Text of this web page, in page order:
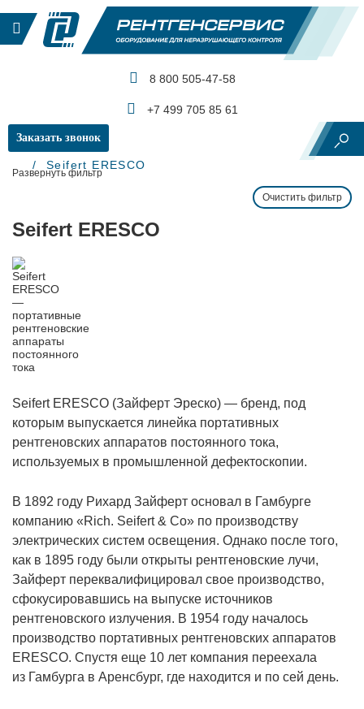
8 800 505-47-58
+7 499 705 85 61
Заказать звонок
Главная
Производители и бренды
Seifert ERESCO
Развернуть фильтр
Очистить фильтр
Seifert ERESCO
Seifert ERESCO (Зайферт Эреско) — бренд, под
которым выпускается линейка портативных
рентгеновских аппаратов постоянного тока,
используемых в промышленной дефектоскопии.
В 1892 году Рихард Зайферт основал в Гамбурге
компанию «Rich. Seifert & Co» по производству
электрических систем освещения. Однако после того,
как в 1895 году были открыты рентгеновские лучи,
Зайферт переквалифицировал свое производство,
сфокусировавшись на выпуске источников
рентгеновского излучения. В 1954 году началось
производство портативных рентгеновских аппаратов
ERESCO. Спустя еще 10 лет компания переехала
из Гамбурга в Аренсбург, где находится и по сей день.